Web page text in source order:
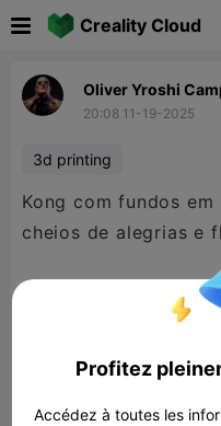
Creality Cloud
Oliver Yroshi
20:08 11-19-2025
3d printing
Kong com fundos
cheios de alegrias e
Profitez
Accédez à toutes les